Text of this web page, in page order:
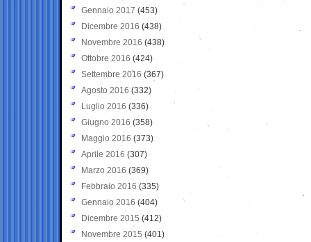
Gennaio 2017 (453)
Dicembre 2016 (438)
Novembre 2016 (438)
Ottobre 2016 (424)
Settembre 2016 (367)
Agosto 2016 (332)
Luglio 2016 (336)
Giugno 2016 (358)
Maggio 2016 (373)
Aprile 2016 (307)
Marzo 2016 (369)
Febbraio 2016 (335)
Gennaio 2016 (404)
Dicembre 2015 (412)
Novembre 2015 (401)